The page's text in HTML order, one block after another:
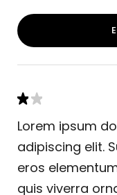
Lorem ipsum
adipiscing elit.
eros
quis viverra